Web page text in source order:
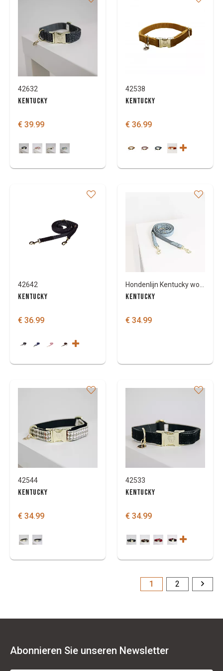
42632
KENTUCKY
€ 39.99
42538
KENTUCKY
€ 36.99
42642
KENTUCKY
€ 36.99
KENTUCKY
€ 34.99
42544
KENTUCKY
€ 34.99
42533
KENTUCKY
€ 34.99
1 2
Abonnieren Sie unseren Newsletter